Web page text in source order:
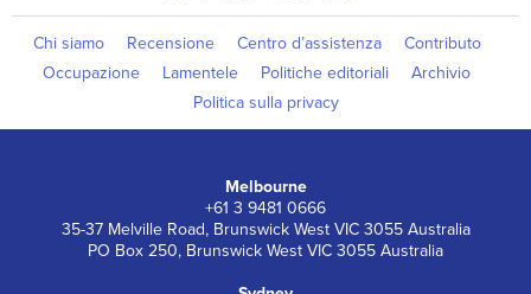
Chi siamo Recensione Centro d’assistenza
Contributo
Occupazione
Lamentele Politiche editoriali
Archivio
Politica sulla privacy
Melbourne
+61 3 9481 0666
35-37 Melville Road, Brunswick West VIC 3055 Australia
PO Box 250, Brunswick West VIC 3055 Australia